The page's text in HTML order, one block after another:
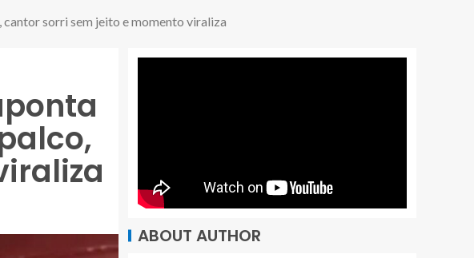
cantor sorri sem jeito e momento viraliza
ABOUT AUTHOR